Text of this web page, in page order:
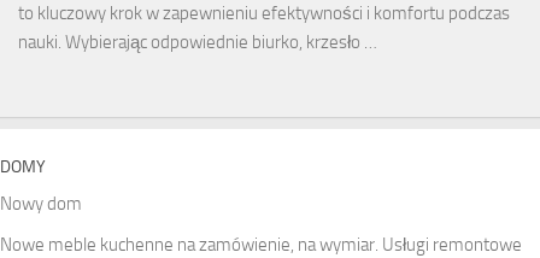
to kluczowy krok w zapewnieniu efektywności i komfortu podczas
nauki. Wybierając odpowiednie biurko, krzesło …
DOMY
Nowy dom
Nowe meble kuchenne na zamówienie, na wymiar. Usługi remontowe